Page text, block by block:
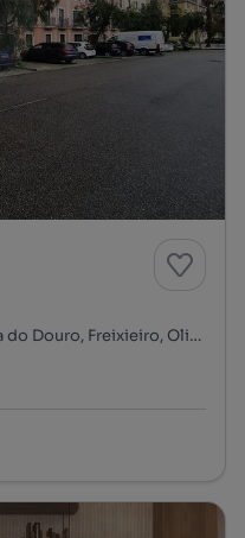
Rua Antero de Quental - Oliveira do Douro, Freixieiro, Oliveira do Douro, Vila Nova de Gaia, Porto